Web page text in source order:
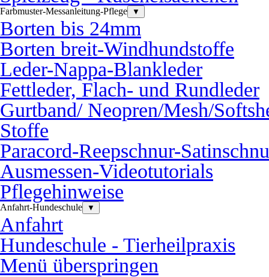
Farbmuster-Messanleitung-Pflege ▼
Borten bis 24mm
Borten breit-Windhundstoffe
Leder-Nappa-Blankleder
Fettleder, Flach- und Rundleder
Gurtband/ Neopren/Mesh/
Stoffe
Paracord-Reepschnur-
Ausmessen-Videotutorials
Pflegehinweise
Anfahrt-Hundeschule ▼
Anfahrt
Hundeschule - Tierheilpraxis
Menü überspringen